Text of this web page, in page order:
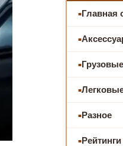
Главная
Разное
Рейтинги